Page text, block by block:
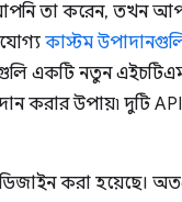
তা করেন, তখন
কাস্টম
একটি নতুন
উপায়৷ দুটি API
করা হয়েছে।